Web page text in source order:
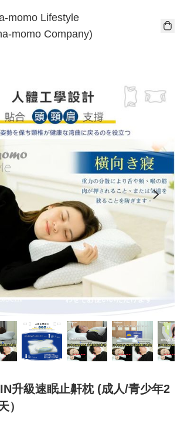
momo Lifestyle
momo Company)
升級速眠止鼾枕 (成人/青少年2
）